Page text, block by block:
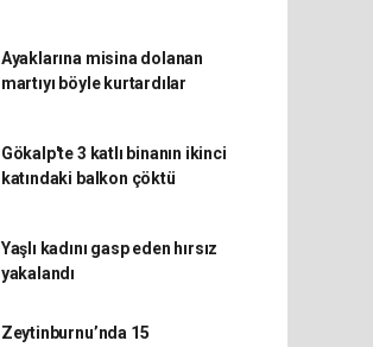
Ayaklarına misina dolanan
martıyı böyle kurtardılar
Gökalp'te 3 katlı binanın ikinci
katındaki balkon çöktü
Yaşlı kadını gasp eden hırsız
yakalandı
Zeytinburnu’nda 15